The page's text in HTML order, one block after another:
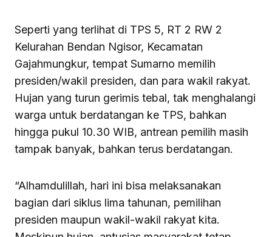
Seperti yang terlihat di TPS 5, RT 2 RW 2
Kelurahan Bendan Ngisor, Kecamatan
Gajahmungkur, tempat Sumarno memilih
presiden/wakil presiden, dan para wakil rakyat.
Hujan yang turun gerimis tebal, tak menghalangi
warga untuk berdatangan ke TPS, bahkan
hingga pukul 10.30 WIB, antrean pemilih masih
tampak banyak, bahkan terus berdatangan.
“Alhamdulillah, hari ini bisa melaksanakan
bagian dari siklus lima tahunan, pemilihan
presiden maupun wakil-wakil rakyat kita.